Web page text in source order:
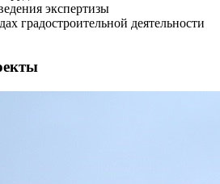
экспертизы
градостроительной деятельности